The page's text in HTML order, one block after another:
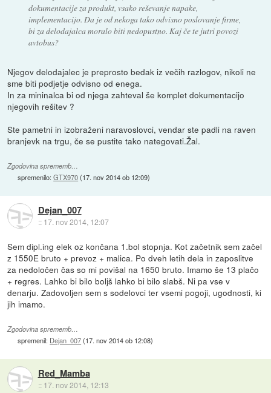
dokumentacije za produkt, vsako reševanje napake,
implementacijo. Da je od nekoga tako odvisno poslovanje firme,
bi za delodajalca moralo biti nedopustno. Kaj če te jutri povozi
avtobus?
Njegov delodajalec je preprosto bedak iz večih razlogov, nikoli ne
sme biti podjetje odvisno od enega.
In za mininalca bi od njega zahteval še komplet dokumentacijo
njegovih rešitev ?
Ste pametni in izobraženi naravoslovci, vendar ste padli na raven
branjevk na trgu, če se pustite tako nategovati.Žal.
Zgodovina sprememb…
spremenilo:GTX970(17. nov 2014 ob 12:09)
Dejan_007
:: 17. nov 2014, 12:07
Sem dipl.ing elek oz končana 1.bol stopnja. Kot začetnik sem začel
z 1550E bruto + prevoz + malica. Po dveh letih dela in zaposlitve
za nedoločen čas so mi povišal na 1650 bruto. Imamo še 13 plačo
+ regres. Lahko bi bilo boljš lahko bi bilo slabš. Ni pa vse v
denarju. Zadovoljen sem s sodelovci ter vsemi pogoji, ugodnosti, ki
jih imamo.
Zgodovina sprememb…
spremenil: Dejan_007(17. nov 2014 ob 12:08)
Red_Mamba
:: 17. nov 2014, 12:13